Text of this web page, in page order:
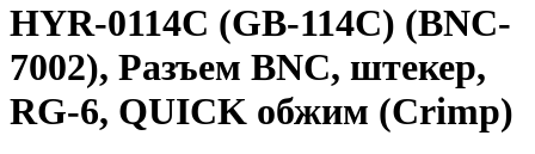
HYR-0114C (GB-114C) (BNC-
7002), Разъем BNC, штекер,
RG-6, QUICK обжим (Crimp)